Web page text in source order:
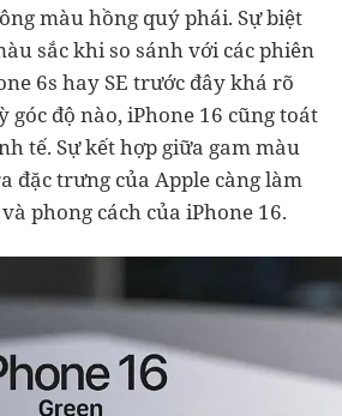
màu hồng quý phái. Sự biệt
sắc khi so sánh với các phiên
6s hay SE trước đây khá rõ
độ nào, iPhone 16 cũng toát
tế. Sự kết hợp giữa gam màu
đặc trưng của Apple càng làm
phong cách của iPhone 16.